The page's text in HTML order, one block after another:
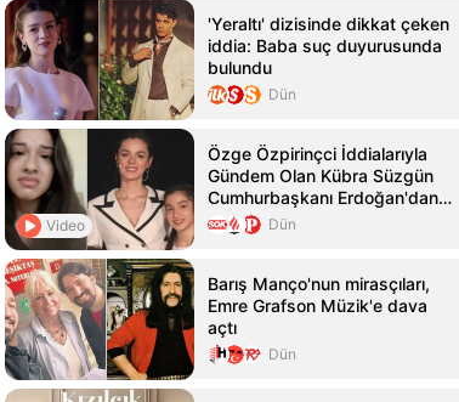
4 guneydoguekspres.com5
'Yeraltı' dizisinde dikkat çeken
iddia: Baba suç duyurusunda
bulundu
Dün
Video
Özge Özpirinçci İddialarıyla
Gündem Olan Kübra Süzgün
Cumhurbaşkanı Erdoğan'dan
Yardım İstedi
Dün
Barış Manço'nun mirasçıları,
Emre Grafson Müzik'e dava
açtı
Dün